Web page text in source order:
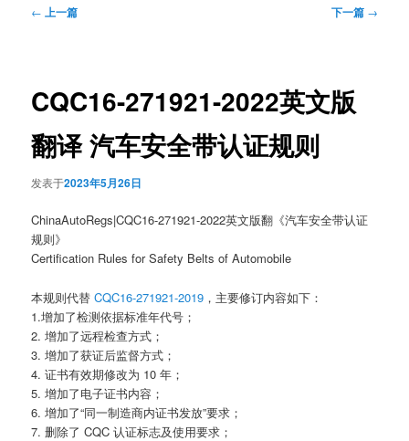
文
← 上一篇 下一篇 →
CQC16-271921-2022英文版
翻译 汽车安全带认证规则
发表于2023年5月26日
ChinaAutoRegs|CQC16-271921-2022英文版翻《汽车安全带认证
规则》
Certification Rules for Safety Belts of Automobile
本规则代替CQC16-271921-2019 ，主要修订内容如下：
1.增加了检测依据标准年代号；
2. 增加了远程检查方式；
3. 增加了获证后监督方式；
4. 证书有效期修改为 10 年；
5. 增加了电子证书内容；
6. 增加了“同一制造商内证书发放”要求；
7. 删除了 CQC 认证标志及使用要求；